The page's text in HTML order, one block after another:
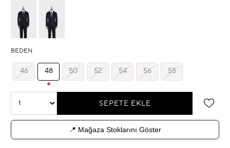
BEDEN
46 48 50 52 54 56 58
📍 Mağaza Stoklarını Göster